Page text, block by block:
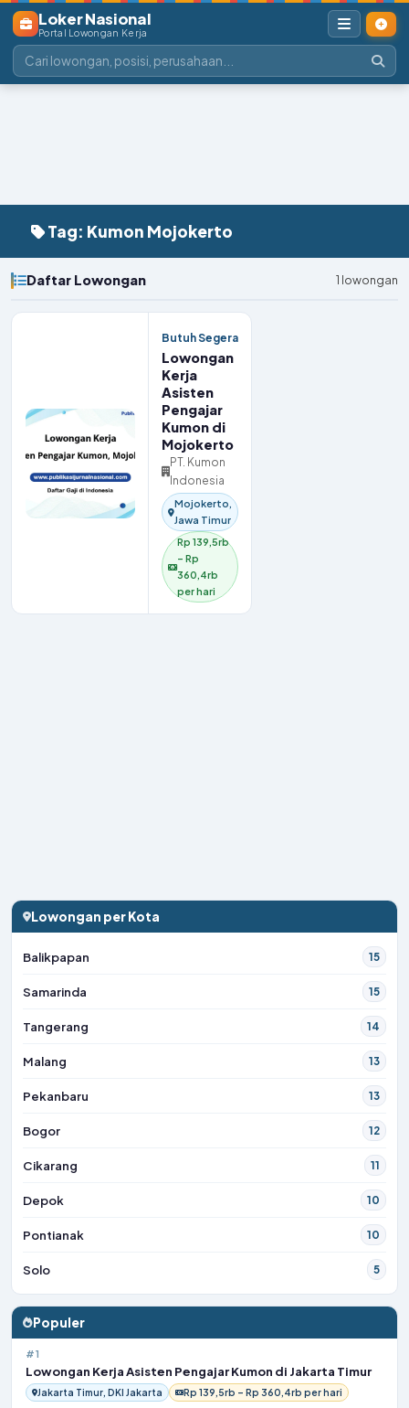
Loker Nasional
Portal Lowongan Kerja
Tag: Kumon Mojokerto
Daftar Lowongan 1 lowongan
Butuh Segera
Lowongan
Kerja
Asisten
Pengajar
Kumon di
Mojokerto
PT. Kumon
Indonesia
Mojokerto,
Jawa Timur
Rp 139,5rb
– Rp
360,4rb
per hari
Lowongan per Kota
Balikpapan 15
Samarinda 15
Tangerang 14
Malang 13
Pekanbaru 13
Bogor 12
Cikarang 11
Depok 10
Pontianak 10
Solo 5
Populer
#1
Lowongan Kerja Asisten Pengajar Kumon di Jakarta Timur
Jakarta Timur, DKI Jakarta Rp 139,5rb – Rp 360,4rb per hari